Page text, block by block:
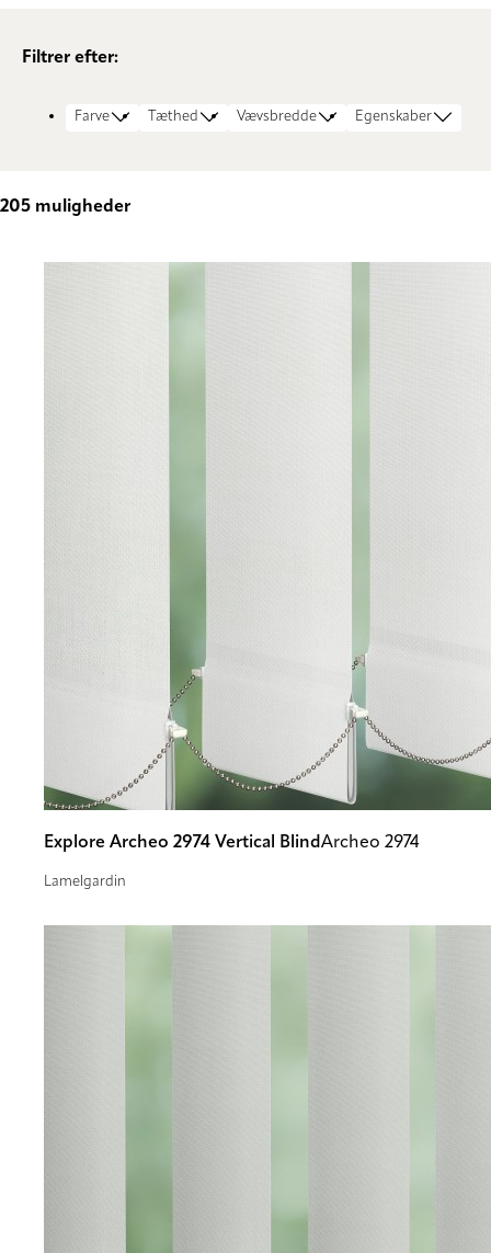
Filtrer efter:
Farve Tæthed Vævsbredde Egenskaber
205 muligheder
Explore Archeo 2974 Vertical BlindArcheo 2974
Lamelgardin